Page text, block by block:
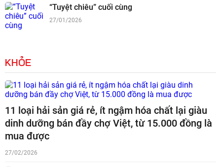
“Tuyệt chiêu” cuối cùng
27/01/2026
KHỎE
11 loại hải sản giá rẻ, ít ngậm hóa chất lại giàu
dinh dưỡng bán đầy chợ Việt, từ 15.000 đồng là
mua được
27/02/2026